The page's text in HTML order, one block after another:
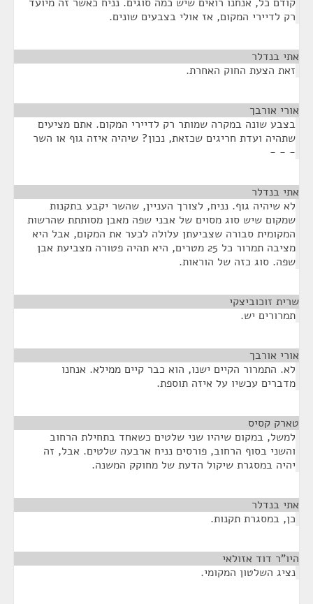
רק לדיירי המקום, אז אולי בצבעים שונים.
אתי בנדלר
זאת הצעת החוק האחרת.
אורי אורבך
בצבע שונה במקרה שמותר רק לדיירי המקום. אתם מציעים
שתהיה ועדת חריגים שכזאת, נכון? שיהיה איזה גוף או השר
- - -
אתי בנדלר
לא שיהיה גוף. נניח, לצורך העניין, שהשר יקבע בתקנות
שמקום שיש סוג מסוים של אבני שפה מאבן מסותתת שהרשות
המקומית סבורה שצביעתן עלולה לכער את המקום, אבל היא
מציבה תמרור כל 25 מטרים, היא תהיה פטורה מצביעת אבן
שפה. סוג כזה של הוראות.
שרית זוכוביצקי
תמרורים יש.
אורי אורבך
לא. התמרור הקיים ישנו, הוא כבר קיים ממילא. אנחנו
מדברים עכשיו על איזה תוספת.
טארק קסיס
למשל, במקום שיהיו שני שלטים כשאחד בתחילת הרחוב
והשני בסוף הרחוב, פורסים נניח ארבעה שלטים. אבל, זה
יהיה במסגרת שיקול הדעת של מחוקק המשנה.
אתי בנדלר
כן, במסגרת תקנות.
היו"ר דוד אזולאי
נציג השלטון המקומי.